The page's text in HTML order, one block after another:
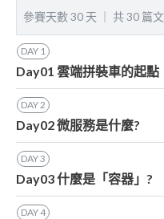
參賽天數30 天 共30 篇
DAY 1
Day01 雲端拼裝車的起點
DAY2
Day02 微服務是什麼?
DAY3
Day03 什麼是「容器」?
DAY4